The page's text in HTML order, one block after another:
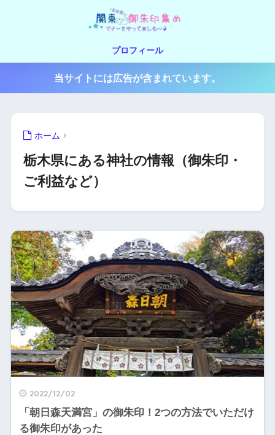
プロフィール
当サイトには広告が含まれています。
ホーム
栃木県にある神社の情報（御朱印・
ご利益など）
2022/12/02
「朝日森天満宮」の御朱印！2つの方法でいただけ
る御朱印があった